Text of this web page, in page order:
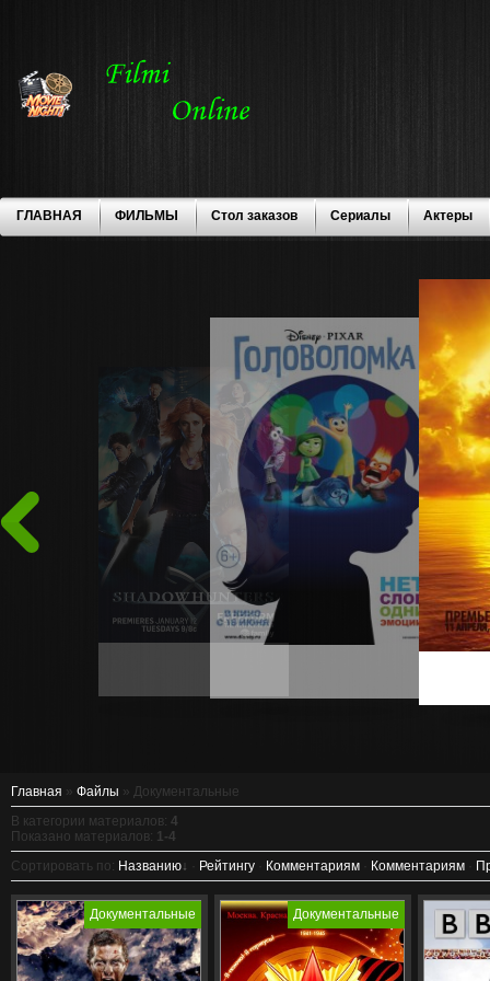
ГЛАВНАЯ ФИЛЬМЫ Стол заказов Сериалы Актеры
Главная » Файлы » Документальные
В категории материалов: 4
Показано материалов: 1-4
Сортировать по: Названию Рейтингу Комментариям Комментариям
Всемирно известный
искатель приключений и
специалист по выживанию
рассказывает реальные
истории выживания
Документальные
Жанр: Документальный,
Отечественный
Год: 2013
Документальные
Жанр:
Описание: